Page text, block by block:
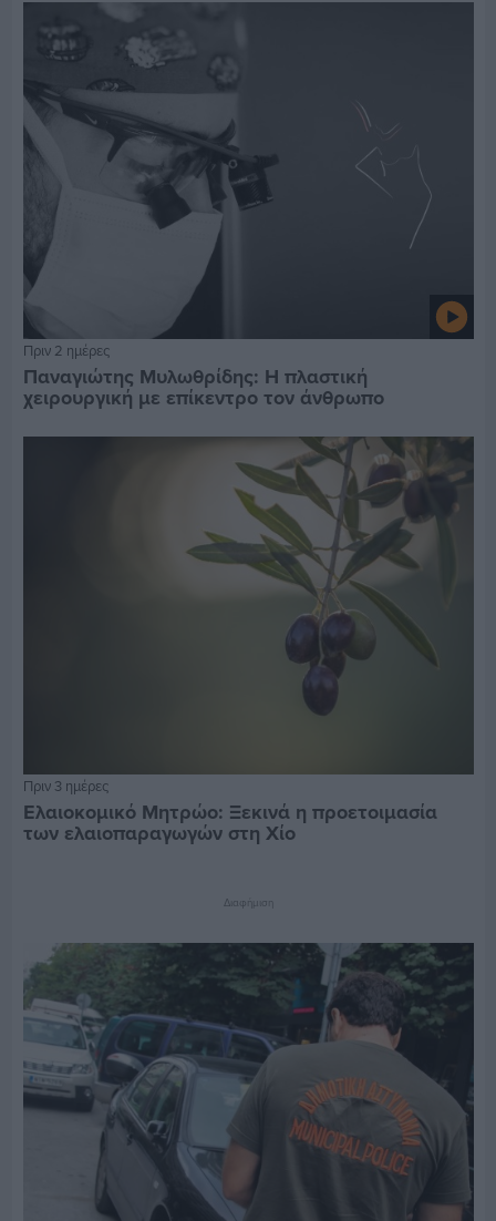
Πριν 2 ημέρες
Παναγιώτης Μυλωθρίδης: Η πλαστική
χειρουργική με επίκεντρο τον άνθρωπο
Πριν 3 ημέρες
Ελαιοκομικό Μητρώο: Ξεκινά η προετοιμασία
των ελαιοπαραγωγών στη Χίο
Διαφήμιση